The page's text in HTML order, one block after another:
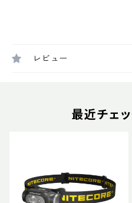
レビュー
最近チェ